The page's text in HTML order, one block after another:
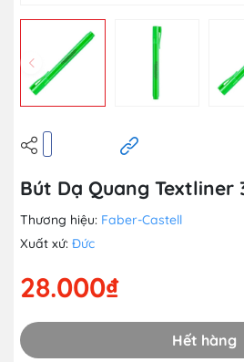
Bút Dạ Quang Textliner
Thương hiệu: Faber-Castell
Xuất xứ: Đức
28.000₫
Hết hàng